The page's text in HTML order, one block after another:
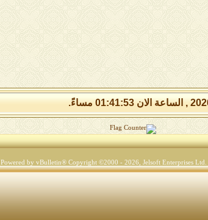
Powered by vBulletin® Copyright ©2000 - 2026, Jelsoft Enterprises Ltd.